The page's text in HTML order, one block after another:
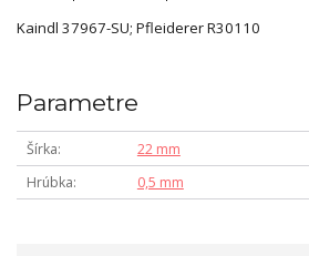
Kaindl 37967-SU; Pfleiderer R30110
Parametre
Šírka
22 mm
Hrúbka
0,5 mm